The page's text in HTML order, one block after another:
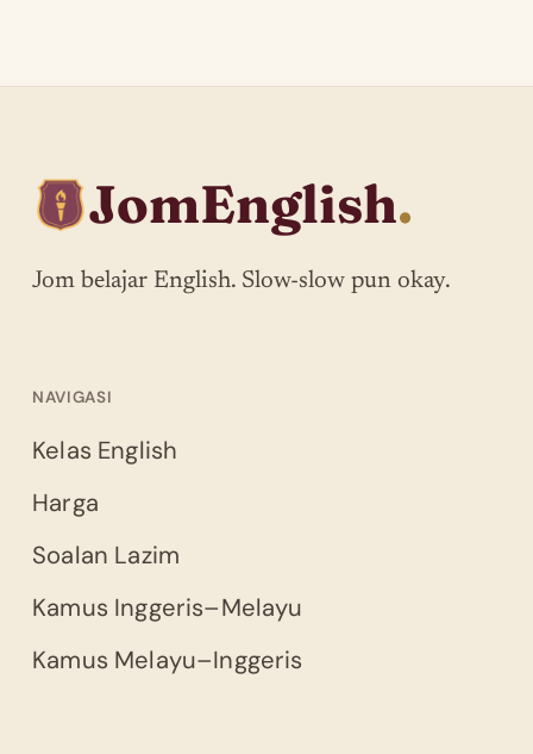
JomEnglish.
Jom belajar English. Slow-slow pun okay.
NAVIGASI
Kelas English
Harga
Soalan Lazim
Kamus Inggeris–Melayu
Kamus Melayu–Inggeris